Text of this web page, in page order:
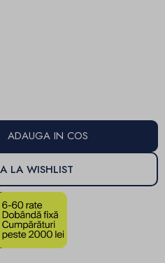
ADAUGA IN COS
LA WISHLIST